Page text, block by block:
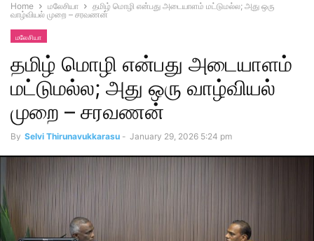
Home மலேசியா
தமிழ் மொழி என்பது அடையாளம் மட்டுமல்ல; அது ஒரு
வாழ்வியல் முறை – சரவணன்
மலேசியா
தமிழ் மொழி என்பது அடையாளம்
மட்டுமல்ல; அது ஒரு வாழ்வியல்
முறை – சரவணன்
By Selvi Thirunavukkarasu - January 29, 2026 5:24 pm